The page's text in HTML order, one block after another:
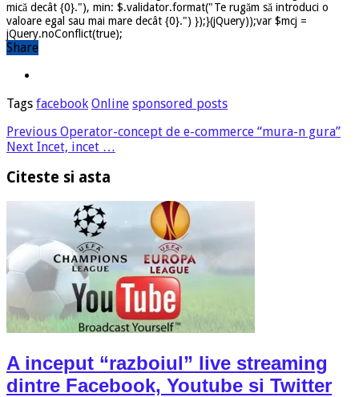
mică decât {0}."), min: $.validator.format("Te rugăm să introduci o
valoare egal sau mai mare decât {0}.") });}(jQuery));var $mcj =
jQuery.noConflict(true);
Share
Tags facebook Online sponsored posts
Previous Operator-concept de e-commerce “mura-n gura”
Next Incet, incet …
Citeste si asta
A inceput “razboiul” live streaming
dintre Facebook, Youtube si Twitter